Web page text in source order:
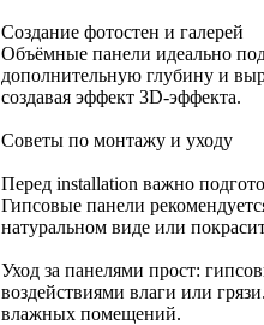
Создание фотостен и галерей
Объёмные панели идеально
дополнительную глубину и
создавая эффект 3D-эффекта.
Советы по монтажу и уходу
Перед installation важно
Гипсовые панели
натуральном виде или
Уход за панелями прост:
воздействиями влаги или
влажных помещений.